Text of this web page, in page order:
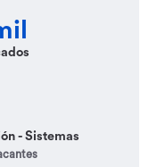
- Sistemas